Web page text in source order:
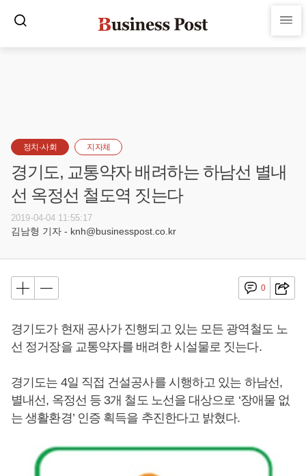
정치·사회 지자체
경기도, 교통약자 배려하는 하남선 별내
선 옥정선 철도역 짓는다
2019-04-04 11:55:17
김남형 기자 - knh@businesspost.co.kr
0
경기도가 현재 공사가 진행되고 있는 모든 광역철도 노
선 정거장을 교통약자를 배려한 시설물로 짓는다.
경기도는 4일 직접 건설공사를 시행하고 있는 하남선,
별내선, 옥정선 등 3개 철도 노선을 대상으로 ‘장애물 없
는 생활환경’ 인증 획득을 추진한다고 밝혔다.